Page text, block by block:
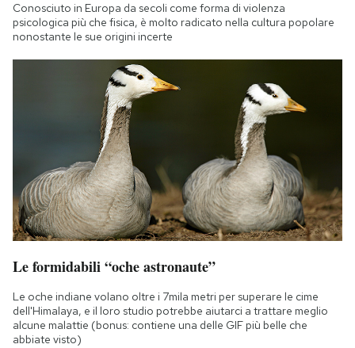
Conosciuto in Europa da secoli come forma di violenza
psicologica più che fisica, è molto radicato nella cultura popolare
nonostante le sue origini incerte
Le formidabili “oche astronaute”
Le oche indiane volano oltre i 7mila metri per superare le cime
dell'Himalaya, e il loro studio potrebbe aiutarci a trattare meglio
alcune malattie (bonus: contiene una delle GIF più belle che
abbiate visto)